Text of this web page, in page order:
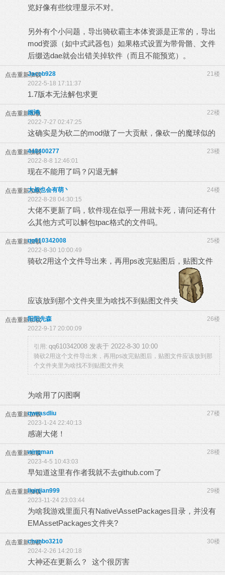
览好像有些纹理显示不对。
另外有个小问题，导出骑砍霸主本体资源是正常的，导出
mod资源（如中式武器包）如果格式设置为带骨骼、文件
后缀选dae就会出错关掉软件（而且不能预览）。
点击重新加载 21楼
Jacob928
2022-5-18 17:11:37
1.7版本无法解包求更
点击重新加载 22楼
姬鸿
2022-7-27 02:47:25
这确实是为砍二的mod做了一大贡献，像砍一的魔球似的
点击重新加载 23楼
448400277
2022-8-8 12:46:01
现在不能用了吗？闪退无解
点击重新加载 24楼
大叔也会有萌丶
2022-8-28 04:30:15
大佬不更新了吗，软件现在似乎一用就卡死，请问还有什
么其他方式可以解包tpac格式的文件吗。
点击重新加载 25楼
qq610342008
2022-8-30 10:00:49
骑砍2用这个文件导出来，再用ps改完贴图后，贴图文件
应该放到那个文件夹里为啥找不到贴图文件夹
点击重新加载 26楼
阳阳先森
2022-9-17 20:00:09
引用: qq610342008 发表于 2022-8-30 10:00
骑砍2用这个文件导出来，再用ps改完贴图后，贴图文件应该放到那
个文件夹里为啥找不到贴图文件夹
为啥用了闪图啊
点击重新加载 27楼
qweasdliu
2023-1-24 22:40:13
感谢大佬！
点击重新加载 28楼
wingman
2023-4-5 10:43:03
早知道这里有作者我就不去github.com了
点击重新加载 29楼
liqinjian999
2023-11-24 23:03:44
为啥我游戏里面只有Native\AssetPackages目录，并没有
EMAssetPackages文件夹?
点击重新加载 30楼
chunbo3210
2024-2-26 14:20:18
大神还在更新么？ 这个很厉害